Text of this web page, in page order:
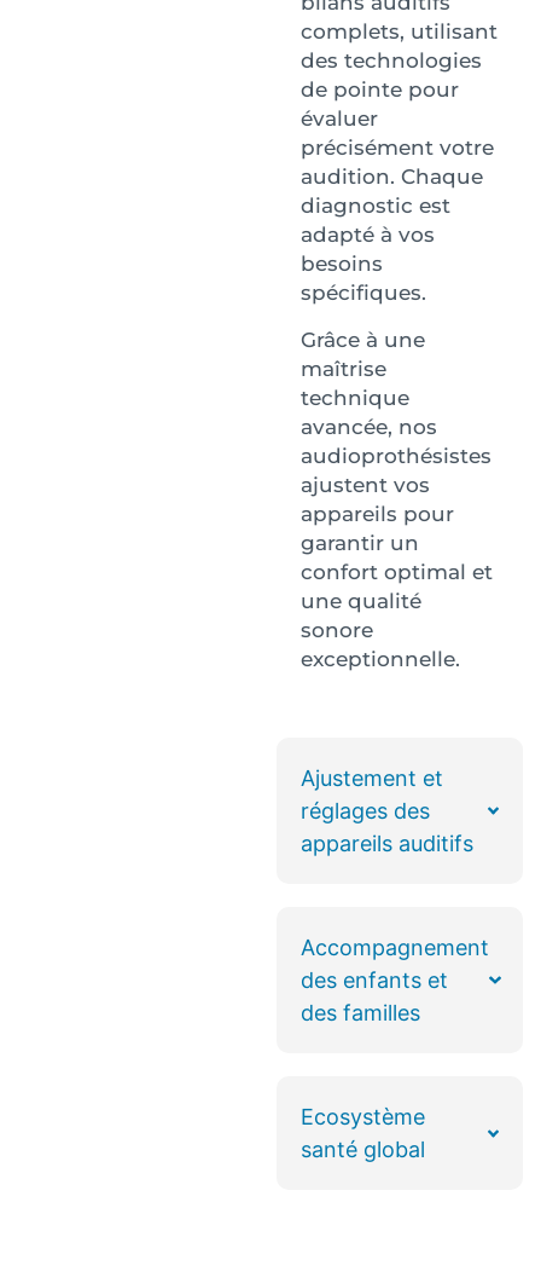
complets, utilisant
des technologies
de pointe pour
évaluer
précisément votre
audition. Chaque
diagnostic est
adapté à vos
besoins
spécifiques.
Grâce à une
maîtrise
technique
avancée, nos
audioprothésistes
ajustent vos
appareils pour
garantir un
confort optimal et
une qualité
sonore
exceptionnelle.
Ajustement et
réglages des
appareils auditifs
Accompagnement
des enfants et
des familles
Ecosystème
santé global